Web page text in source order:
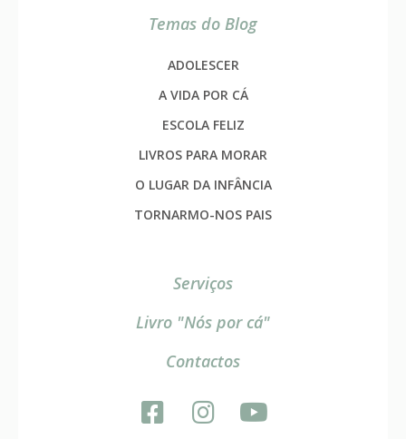
Temas do Blog
ADOLESCER
A VIDA POR CÁ
ESCOLA FELIZ
LIVROS PARA MORAR
O LUGAR DA INFÂNCIA
TORNARMO-NOS PAIS
Serviços
Livro "Nós por cá"
Contactos